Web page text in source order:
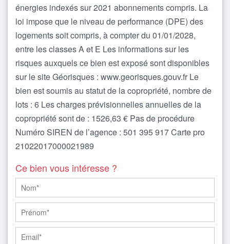
énergies indexés sur 2021 abonnements compris. La
loi impose que le niveau de performance (DPE) des
logements soit compris, à compter du 01/01/2028,
entre les classes A et E Les informations sur les
risques auxquels ce bien est exposé sont disponibles
sur le site Géorisques : www.georisques.gouv.fr Le
bien est soumis au statut de la copropriété, nombre de
lots : 6 Les charges prévisionnelles annuelles de la
copropriété sont de : 1526,63 € Pas de procédure
Numéro SIREN de l’agence : 501 395 917 Carte pro
21022017000021989
Ce bien vous intéresse ?